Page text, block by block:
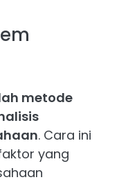
metode
. Cara ini
yang